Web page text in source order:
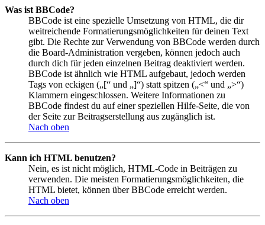
Was ist BBCode?
BBCode ist eine spezielle Umsetzung von HTML, die dir
weitreichende Formatierungsmöglichkeiten für deinen Text
gibt. Die Rechte zur Verwendung von BBCode werden durch
die Board-Administration vergeben, können jedoch auch
durch dich für jeden einzelnen Beitrag deaktiviert werden.
BBCode ist ähnlich wie HTML aufgebaut, jedoch werden
Tags von eckigen („[“ und „]“) statt spitzen („<“ und „>“)
Klammern eingeschlossen. Weitere Informationen zu
BBCode findest du auf einer speziellen Hilfe-Seite, die von
der Seite zur Beitragserstellung aus zugänglich ist.
Nach oben
Kann ich HTML benutzen?
Nein, es ist nicht möglich, HTML-Code in Beiträgen zu
verwenden. Die meisten Formatierungsmöglichkeiten, die
HTML bietet, können über BBCode erreicht werden.
Nach oben